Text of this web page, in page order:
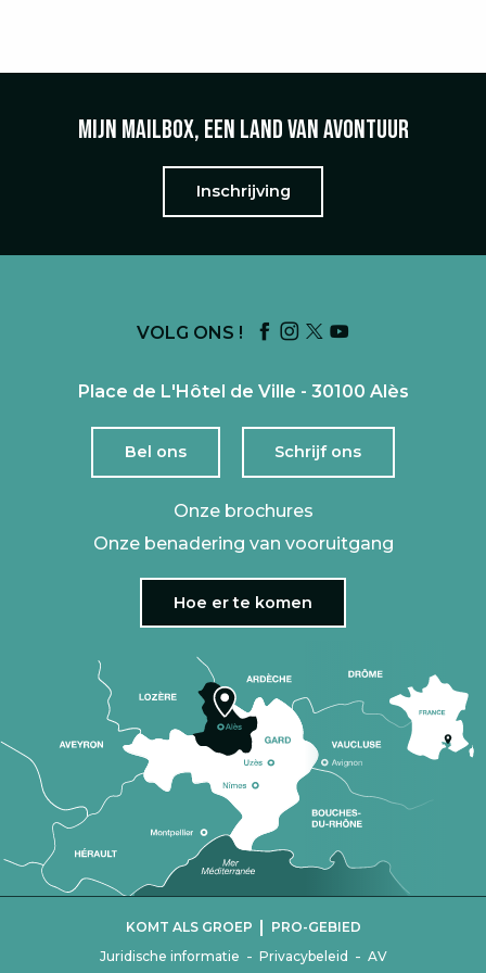
Mijn mailbox, een land van avontuur
Inschrijving
VOLG ONS !
Place de L'Hôtel de Ville - 30100 Alès
Bel ons Schrijf ons
Onze brochures
Onze benadering van vooruitgang
Hoe er te komen
Juridische informatie - Privacybeleid - AV
KOMT ALS GROEP | PRO-GEBIED